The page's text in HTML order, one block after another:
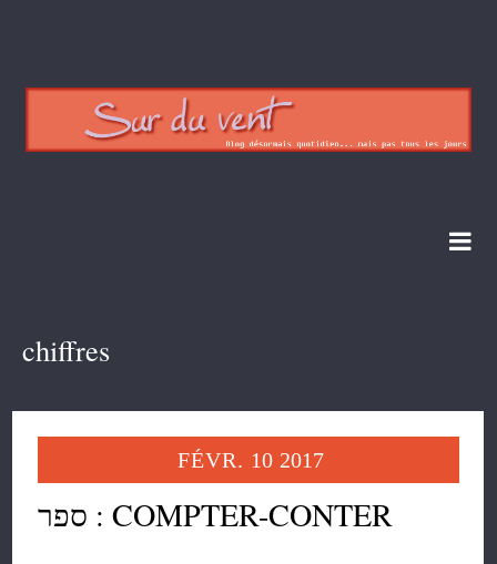
chiffres
FÉVR. 10 2017
ספר : COMPTER-CONTER